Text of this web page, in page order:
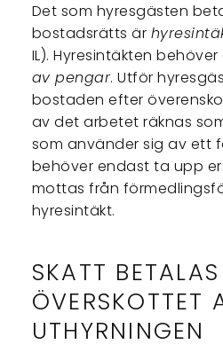
Det som hyresgästen
bostadsrätts är
IL). Hyresintäkten
av pengar. Utför
bostaden efter
av det arbetet räknas
som använder sig av ett
behöver endast ta upp
mottas från
hyresintäkt.
SKATT
ÖVERSKOTTET
UTHYRNINGEN